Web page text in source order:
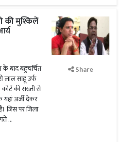
की मुश्किलें
के बाद बहुचर्चित
लाल साहू उर्फ
की सख्ती से
यहां अर्जी देकर
जिस पर जिला
…
Share